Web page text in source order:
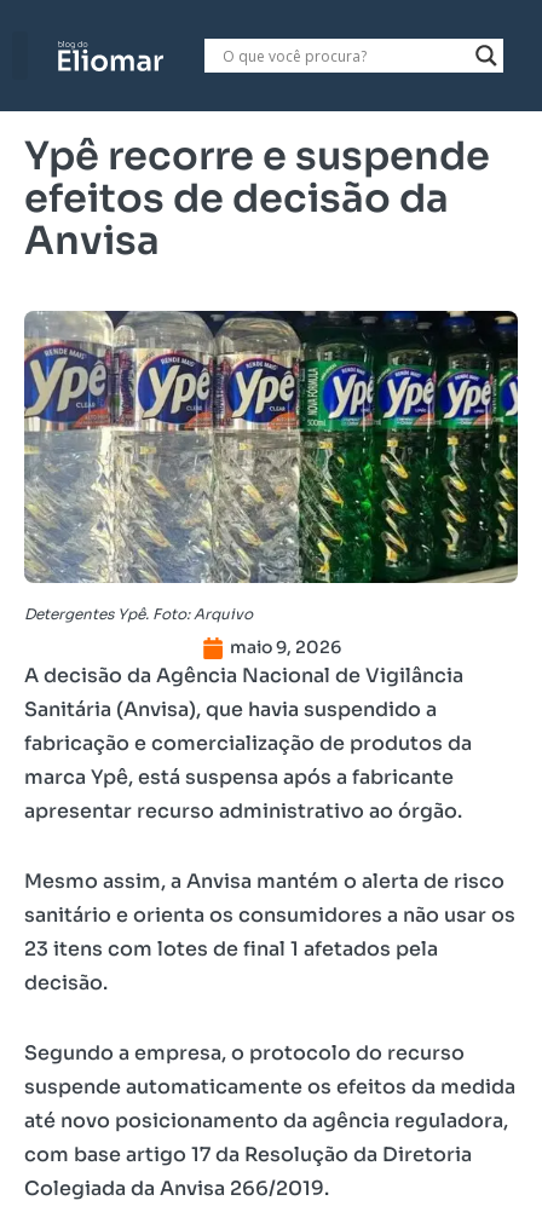
Ypê recorre e suspende
efeitos de decisão da
Anvisa
Detergentes Ypê. Foto: Arquivo
maio 9, 2026
A decisão da Agência Nacional de Vigilância
Sanitária (Anvisa), que havia suspendido a
fabricação e comercialização de produtos da
marca Ypê, está suspensa após a fabricante
apresentar recurso administrativo ao órgão.
Mesmo assim, a Anvisa mantém o alerta de risco
sanitário e orienta os consumidores a não usar os
23 itens com lotes de final 1 afetados pela
decisão.
Segundo a empresa, o protocolo do recurso
suspende automaticamente os efeitos da medida
até novo posicionamento da agência reguladora,
com base artigo 17 da Resolução da Diretoria
Colegiada da Anvisa 266/2019.